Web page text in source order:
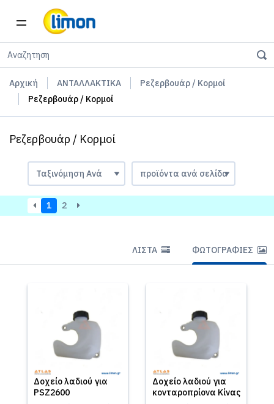
Αρχική ΑΝΤΑΛΛΑΚΤΙΚΑ
Ρεζερβουάρ / Κορμοί
Ρεζερβουάρ / Κορμοί
Ρεζερβουάρ / Κορμοί
1 2
ΛΊΣΤΑ ΦΩΤΟΓΡΑΦΊΕΣ
Δοχείο λαδιού για
PSZ2600
Δοχείο λαδιού για
κονταροπρίονα Κίνας